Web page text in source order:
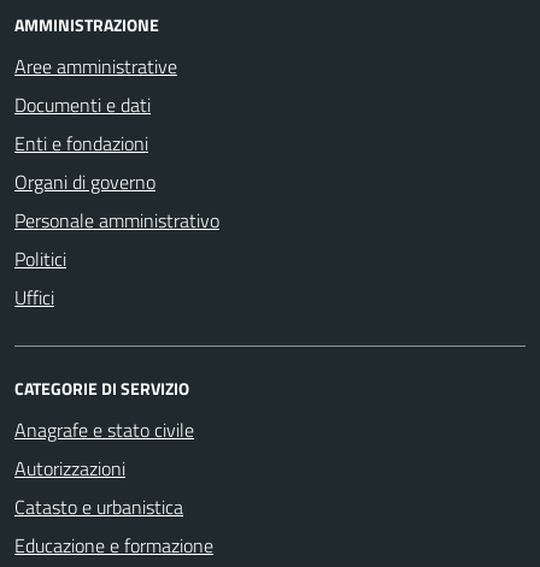
AMMINISTRAZIONE
Aree amministrative
Documenti e dati
Enti e fondazioni
Organi di governo
Personale amministrativo
Politici
Uffici
CATEGORIE DI SERVIZIO
Anagrafe e stato civile
Autorizzazioni
Catasto e urbanistica
Educazione e formazione